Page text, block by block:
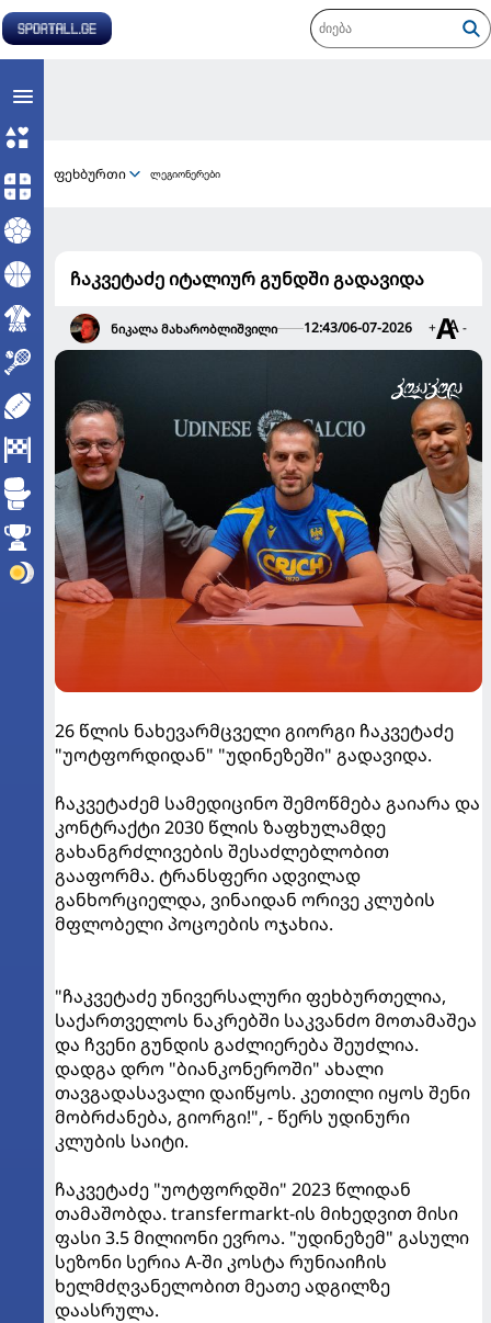
ფეხბურთი ლეგიონერები
ჩაკვეტაძე იტალიურ გუნდში გადავიდა
ნიკალა მახარობლიშვილი 12:43/06-07-2026 + -
26 წლის ნახევარმცველი გიორგი ჩაკვეტაძე
"უოტფორდიდან" "უდინეზეში" გადავიდა.
ჩაკვეტაძემ სამედიცინო შემოწმება გაიარა და
კონტრაქტი 2030 წლის ზაფხულამდე
გახანგრძლივების შესაძლებლობით
გააფორმა. ტრანსფერი ადვილად
განხორციელდა, ვინაიდან ორივე კლუბის
მფლობელი პოცოების ოჯახია.
"ჩაკვეტაძე უნივერსალური ფეხბურთელია,
საქართველოს ნაკრებში საკვანძო მოთამაშეა
და ჩვენი გუნდის გაძლიერება შეუძლია.
დადგა დრო "ბიანკონეროში" ახალი
თავგადასავალი დაიწყოს. კეთილი იყოს შენი
მობრძანება, გიორგი!", - წერს უდინური
კლუბის საიტი.
ჩაკვეტაძე "უოტფორდში" 2023 წლიდან
თამაშობდა. transfermarkt-ის მიხედვით მისი
ფასი 3.5 მილიონი ევროა. "უდინეზემ" გასული
სეზონი სერია A-ში კოსტა რუნიაიჩის
ხელმძღვანელობით მეათე ადგილზე
დაასრულა.